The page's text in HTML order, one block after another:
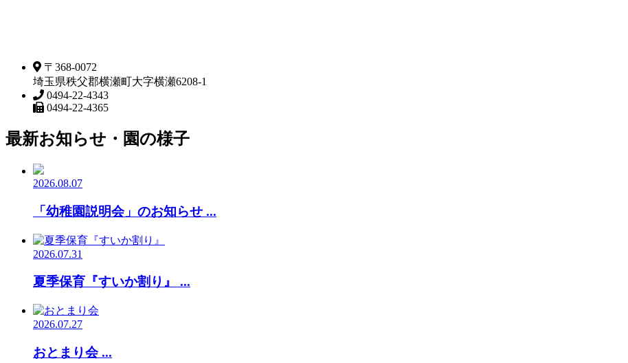
〒368-0072
埼玉県秩父郡横瀬町大字横瀬6208-1
0494-22-4343
0494-22-4365
最新お知らせ・園の様子
2026.08.07
「幼稚園説明会」のお知らせ ...
2026.07.31
夏季保育『すいか割り』 ...
2026.07.27
おとまり会 ...